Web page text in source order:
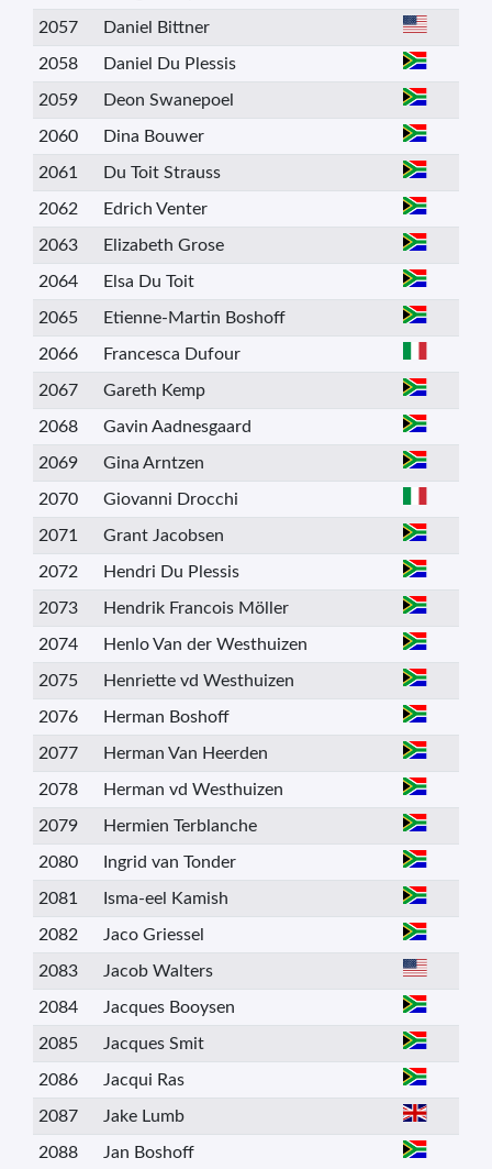
2057 Daniel Bittner
2058 Daniel Du Plessis
2059 Deon Swanepoel
2060 Dina Bouwer
2061 Du Toit Strauss
2062 Edrich Venter
2063 Elizabeth Grose
2064 Elsa Du Toit
2065 Etienne-Martin Boshoff
2066 Francesca Dufour
2067 Gareth Kemp
2068 Gavin Aadnesgaard
2069 Gina Arntzen
2070 Giovanni Drocchi
2071 Grant Jacobsen
2072 Hendri Du Plessis
2073 Hendrik Francois Möller
2074 Henlo Van der Westhuizen
2075 Henriette vd Westhuizen
2076 Herman Boshoff
2077 Herman Van Heerden
2078 Herman vd Westhuizen
2079 Hermien Terblanche
2080 Ingrid van Tonder
2081 Isma-eel Kamish
2082 Jaco Griessel
2083 Jacob Walters
2084 Jacques Booysen
2085 Jacques Smit
2086 Jacqui Ras
2087 Jake Lumb
2088 Jan Boshoff